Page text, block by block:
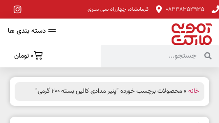
08338353935 کرمانشاه، چهارراه سی متری
دسته بندی ها
0 تومان
خانه » محصولات برچسب خورده “پنیر مدادی کالین بسته 200 گرمی”